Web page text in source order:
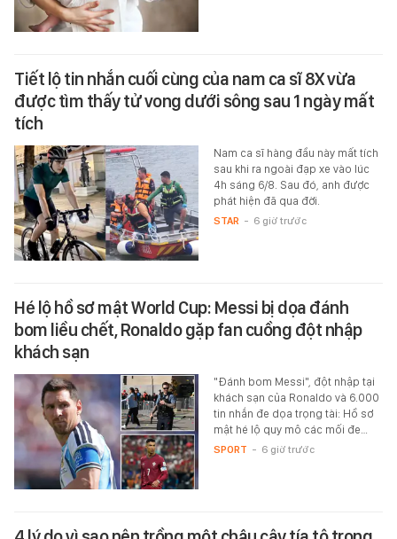
Tiết lộ tin nhắn cuối cùng của nam ca sĩ 8X vừa
được tìm thấy tử vong dưới sông sau 1 ngày mất
tích
Nam ca sĩ hàng đầu này mất tích
sau khi ra ngoài đạp xe vào lúc
4h sáng 6/8. Sau đó, anh được
phát hiện đã qua đời.
STAR - 6 giờ trước
Hé lộ hồ sơ mật World Cup: Messi bị dọa đánh
bom liều chết, Ronaldo gặp fan cuồng đột nhập
khách sạn
"Đánh bom Messi", đột nhập tại
khách sạn của Ronaldo và 6.000
tin nhắn đe dọa trọng tài: Hồ sơ
mật hé lộ quy mô các mối đe…
SPORT - 6 giờ trước